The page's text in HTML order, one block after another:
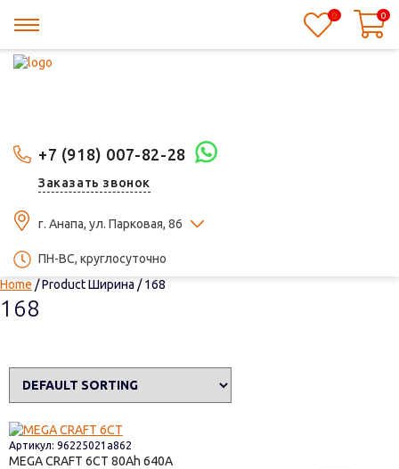
+7 (918) 007-82-28
Заказать звонок
г. Анапа, ул. Парковая, 86
ПН-ВС, круглосуточно
0 0
Home / Product Ширина / 168
168
Артикул: 96225021a862
MEGA CRAFT 6СТ 80 640